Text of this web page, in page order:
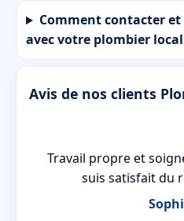
Comment contacter
avec votre plombier local
Avis de nos clients
Travail propre et
suis satisfait du